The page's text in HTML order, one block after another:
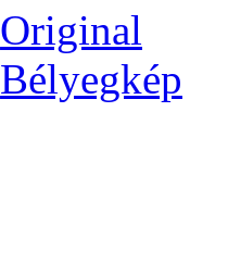
Original
Bélyegkép